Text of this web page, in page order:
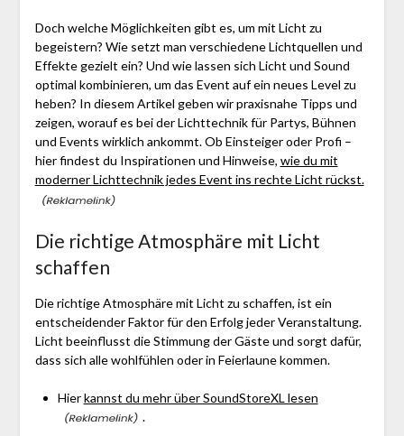
Doch welche Möglichkeiten gibt es, um mit Licht zu
begeistern? Wie setzt man verschiedene Lichtquellen und
Effekte gezielt ein? Und wie lassen sich Licht und Sound
optimal kombinieren, um das Event auf ein neues Level zu
heben? In diesem Artikel geben wir praxisnahe Tipps und
zeigen, worauf es bei der Lichttechnik für Partys, Bühnen
und Events wirklich ankommt. Ob Einsteiger oder Profi –
hier findest du Inspirationen und Hinweise, wie du mit
moderner Lichttechnik jedes Event ins rechte Licht rückst.
Die richtige Atmosphäre mit Licht
schaffen
Die richtige Atmosphäre mit Licht zu schaffen, ist ein
entscheidender Faktor für den Erfolg jeder Veranstaltung.
Licht beeinflusst die Stimmung der Gäste und sorgt dafür,
dass sich alle wohlfühlen oder in Feierlaune kommen.
Hierkannst du mehr über SoundStoreXL lesen
.